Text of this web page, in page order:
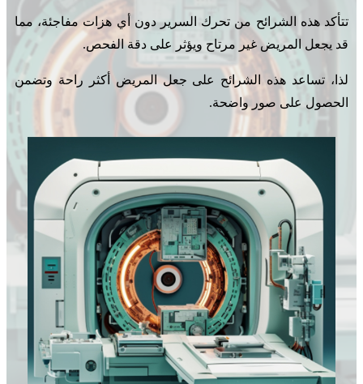
تتأكد هذه الشرائح من تحرك السرير دون أي هزات مفاجئة، مما
قد يجعل المريض غير مرتاح ويؤثر على دقة الفحص.
لذا، تساعد هذه الشرائح على جعل المريض أكثر راحة وتضمن
الحصول على صور واضحة.